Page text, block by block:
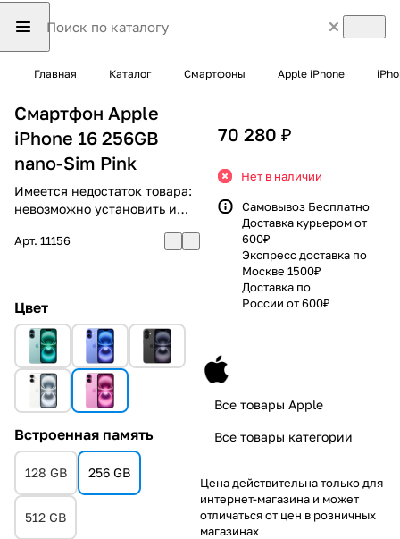
Главная Каталог Смартфоны Apple iPhone
Смартфон Apple
iPhone 16 256GB
nano-Sim Pink
Имеется недостаток товара:
невозможно установить и
Арт. 11156
Цвет
Встроенная память
128 GB 256 GB
512 GB
70 280 ₽
Нет в наличии
Самовывоз Бесплатно
Доставка курьером от
600₽
Экспресс доставка по
Москве 1500₽
Доставка по
России от 600₽
Все товары Apple
Все товары категории
Цена действительна только для
интернет-магазина и может
отличаться от цен в розничных
магазинах